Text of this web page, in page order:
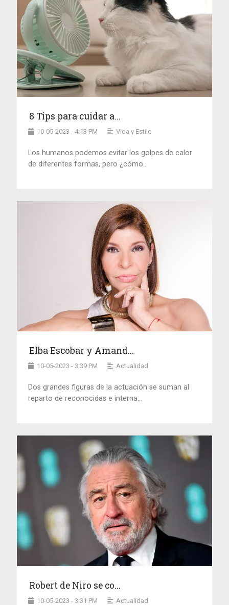
8 Tips para cuidar a...
10-05-2023 - 4:13 PM Vida y Estilo
Los humanos podemos evitar los golpes de calor
de diferentes formas, pero ¿cómo...
Elba Escobar y Amand...
10-05-2023 - 3:39 PM Actualidad
Dos grandes figuras de la actuación se suman al
reparto de reconocidas e interna...
Robert de Niro se co...
10-05-2023 - 3:31 PM Actualidad